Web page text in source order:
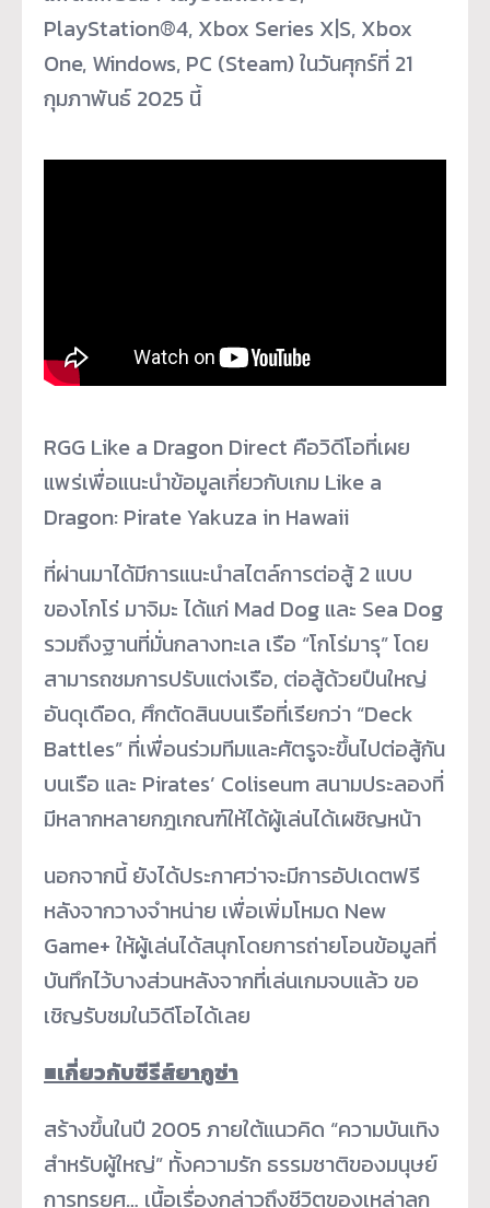
PlayStation®4, Xbox Series X|S, Xbox
One, Windows, PC (Steam) ในวันศุกร์ที่ 21
กุมภาพันธ์ 2025 นี้
RGG Like a Dragon Direct คือวิดีโอที่เผย
แพร่เพื่อแนะนำข้อมูลเกี่ยวกับเกม Like a
Dragon: Pirate Yakuza in Hawaii
ที่ผ่านมาได้มีการแนะนำสไตล์การต่อสู้ 2 แบบ
ของโกโร่ มาจิมะ ได้แก่ Mad Dog และ Sea Dog
รวมถึงฐานที่มั่นกลางทะเล เรือ “โกโร่มารุ” โดย
สามารถชมการปรับแต่งเรือ, ต่อสู้ด้วยปืนใหญ่
อันดุเดือด, ศึกตัดสินบนเรือที่เรียกว่า “Deck
Battles” ที่เพื่อนร่วมทีมและศัตรูจะขึ้นไปต่อสู้กัน
บนเรือ และ Pirates’ Coliseum สนามประลองที่
มีหลากหลายกฎเกณฑ์ให้ได้ผู้เล่นได้เผชิญหน้า
นอกจากนี้ ยังได้ประกาศว่าจะมีการอัปเดตฟรี
หลังจากวางจำหน่าย เพื่อเพิ่มโหมด New
Game+ ให้ผู้เล่นได้สนุกโดยการถ่ายโอนข้อมูลที่
บันทึกไว้บางส่วนหลังจากที่เล่นเกมจบแล้ว ขอ
เชิญรับชมในวิดีโอได้เลย
■เกี่ยวกับซีรีส์ยากูซ่า
สร้างขึ้นในปี 2005 ภายใต้แนวคิด “ความบันเทิง
สำหรับผู้ใหญ่” ทั้งความรัก ธรรมชาติของมนุษย์
การทรยศ… เนื้อเรื่องกล่าวถึงชีวิตของเหล่าลูก